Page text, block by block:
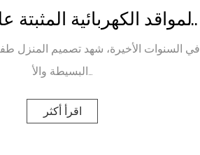
المواقد الكهربائية
الأبيض
في السنوات الأخيرة، شهد تصميم المنزل
البسيطة والأ...
اقرأ أكثر